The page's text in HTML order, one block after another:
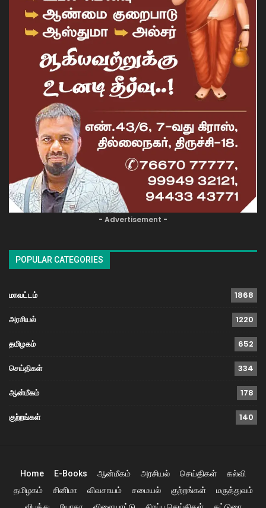
- Advertisement -
POPULAR CATEGORIES
மாவட்டம் 1868
அரசியல் 1220
தமிழகம் 652
செய்திகள் 334
ஆன்மீகம் 178
குற்றங்கள் 140
Home E-Books ஆன்மீகம் அரசியல் செய்திகள்
கல்வி
தமிழகம்
சினிமா விவசாயம் சமையல் குற்றங்கள்
மருத்துவம்